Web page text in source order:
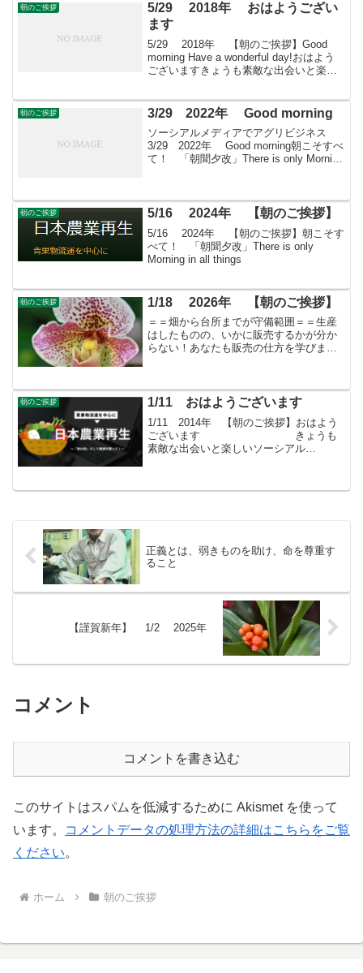
朝のご挨拶
5/29 2018年 おはようござい
ます
5/29 2018年 【朝のご挨拶】Good
morning Have a wonderful day!おはよう
ございますきょうも素敵な出会いと楽し
木。沖縄以外の日...
朝のご挨拶 3/29 2022年 Good morning
ソーシアルメディアでアグリビジネス
3/29 2022年 Good morning朝こそすべ
て！ 「朝聞夕改」There is only Morning
朝のご挨拶 5/16 2024年 【朝のご挨拶】
5/16 2024年 【朝のご挨拶】朝こそす
べて！ 「朝聞夕改」There is only
Morning in all things
朝のご挨拶 1/18 2026年 【朝のご挨拶】
＝＝畑から台所までが守備範囲＝＝生産
はしたものの、いかに販売するかが分か
らない！あなたも販売の仕方を学びませ
朝のご挨拶 1/11 おはようございます
1/11 2014年 【朝のご挨拶】おはよう
ございます きょうも
素敵な出会いと楽しいソーシアル
正義とは、弱きものを助け、命を尊重す
ること
【謹賀新年】 1/2 2025年
コメント
コメントを書き込む
このサイトはスパムを低減するために Akismet を使って
います。
コメントデータの処理方法の詳細はこちらをご覧
ください。
ホーム 朝のご挨拶